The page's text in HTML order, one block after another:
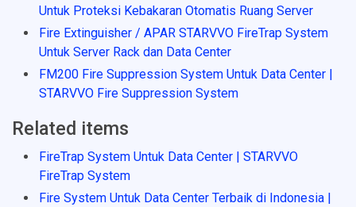
Untuk Proteksi Kebakaran Otomatis Ruang Server
Fire Extinguisher / APAR STARVVO FireTrap System
Untuk Server Rack dan Data Center
FM200 Fire Suppression System Untuk Data Center |
STARVVO Fire Suppression System
Related items
FireTrap System Untuk Data Center | STARVVO
FireTrap System
Fire System Untuk Data Center Terbaik di Indonesia |